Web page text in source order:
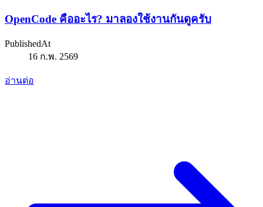
OpenCode คืออะไร? มาลองใช้งานกันดูครับ
PublishedAt
16 ก.พ. 2569
อ่านต่อ